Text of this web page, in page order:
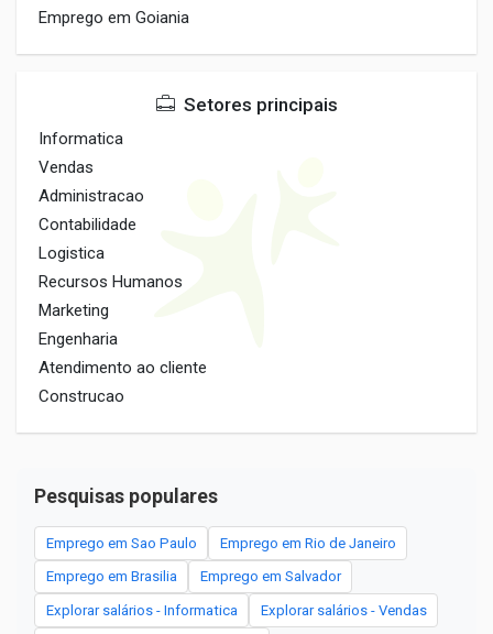
Emprego em Goiania
Setores principais
Informatica
Vendas
Administracao
Contabilidade
Logistica
Recursos Humanos
Marketing
Engenharia
Atendimento ao cliente
Construcao
Pesquisas populares
Emprego em Sao Paulo Emprego em Rio de Janeiro
Emprego em Brasilia Emprego em Salvador
Explorar salários - Informatica Explorar salários - Vendas